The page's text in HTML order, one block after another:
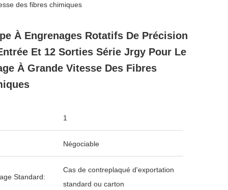
des fibres chimiques
À Engrenages Rotatifs De Précision
Et 12 Sorties Série Jrgy Pour Le
À Grande Vitesse Des Fibres
1
Négociable
Standard:
Cas de contreplaqué d'exportation
standard ou carton